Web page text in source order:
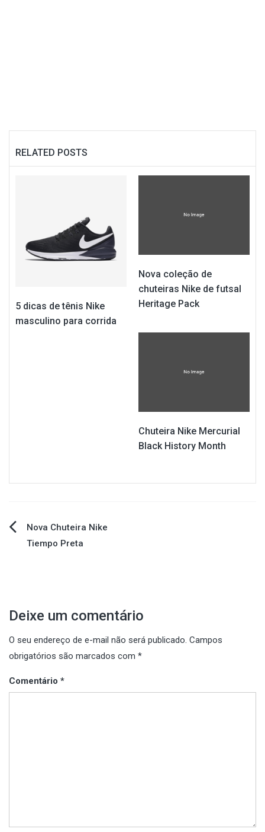
RELATED POSTS
5 dicas de tênis Nike
masculino para corrida
Nova coleção de
chuteiras Nike de futsal
Heritage Pack
Chuteira Nike Mercurial
Black History Month
Navegação
Nova Chuteira Nike
Tiempo Preta
Deixe um comentário
O seu endereço de e-mail não será publicado. Campos
obrigatórios são marcados com *
Comentário *